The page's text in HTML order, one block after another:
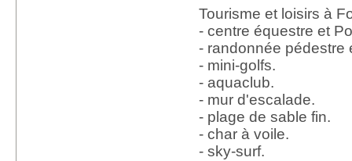
Tourisme et loisirs à
- centre équestre et
- randonnée pédestre
- mini-golfs.
- aquaclub.
- mur d'escalade.
- plage de sable fin.
- char à voile.
- sky-surf.